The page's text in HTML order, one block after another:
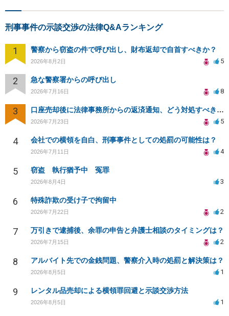
刑事事件の示談交渉の法律Q&Aランキング
1 警察から窃盗の件で呼び出し、財布返却で自首すべきか？
2026年8月2日 5
2 急な警察署からの呼び出し
2026年7月16日 8
3 口座売却後に法律事務所からの返済通知、どう対処すべきか？
2026年7月23日 5
4 会社での横領を自白、刑事事件としての処罰の可能性は？
2026年7月11日 4
5 窃盗 執行猶予中 冤罪
2026年8月4日 3
6 特殊詐欺の受け子で拘留中
2026年7月22日 2
7 万引きで逮捕後、余罪の申告と弁護士相談のタイミングは？
2026年7月15日 2
8 アルバイト先での金銭問題、警察介入時の処罰と解決策は？
2026年8月5日 1
9 レンタル品売却による横領罪回避と示談交渉方法
2026年8月5日 1